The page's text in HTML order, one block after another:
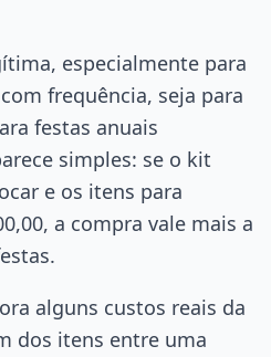
especialmente para
frequência, seja para
festas anuais
simples: se o kit
e os itens para
a compra vale mais a
alguns custos reais da
dos itens entre uma